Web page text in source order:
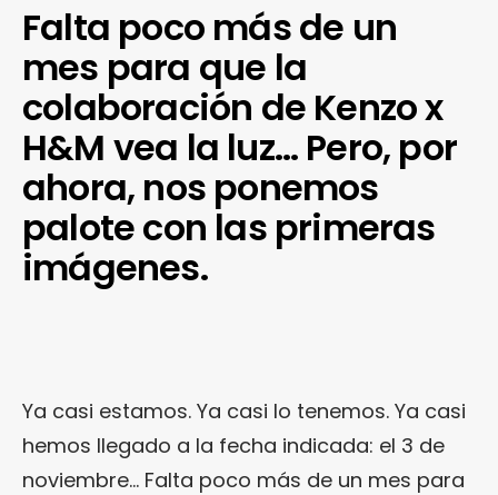
Falta poco más de un
mes para que la
colaboración de Kenzo x
H&M vea la luz… Pero, por
ahora, nos ponemos
palote con las primeras
imágenes.
Ya casi estamos. Ya casi lo tenemos. Ya casi
hemos llegado a la fecha indicada: el 3 de
noviembre… Falta poco más de un mes para